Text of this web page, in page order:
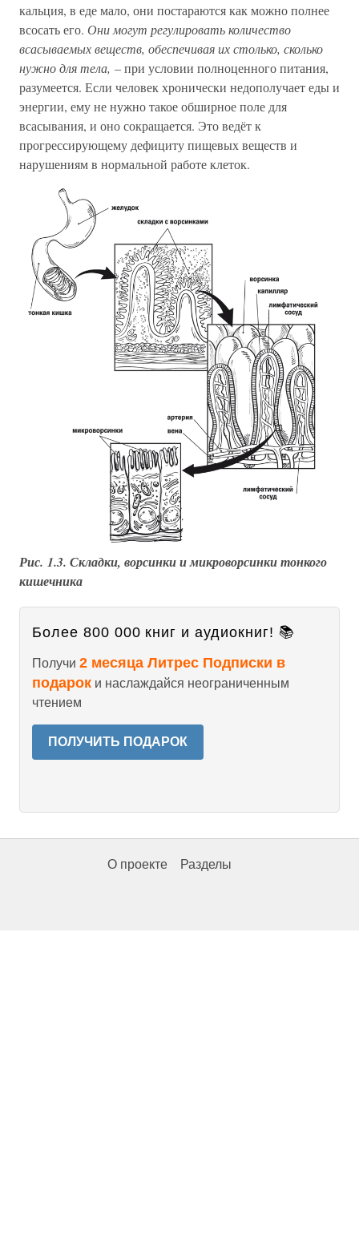
кальция, в еде мало, они постараются как можно полнее
всосать его. Они могут регулировать количество
всасываемых веществ, обеспечивая их столько, сколько
нужно для тела, – при условии полноценного питания,
разумеется. Если человек хронически недополучает еды и
энергии, ему не нужно такое обширное поле для
всасывания, и оно сокращается. Это ведёт к
прогрессирующему дефициту пищевых веществ и
нарушениям в нормальной работе клеток.
Рис. 1.3. Складки, ворсинки и микроворсинки тонкого
кишечника
Более 800 000 книг и аудиокниг! 📚
Получи 2 месяца Литрес Подписки в
подарок и наслаждайся неограниченным
чтением
ПОЛУЧИТЬ ПОДАРОК
О проекте Разделы